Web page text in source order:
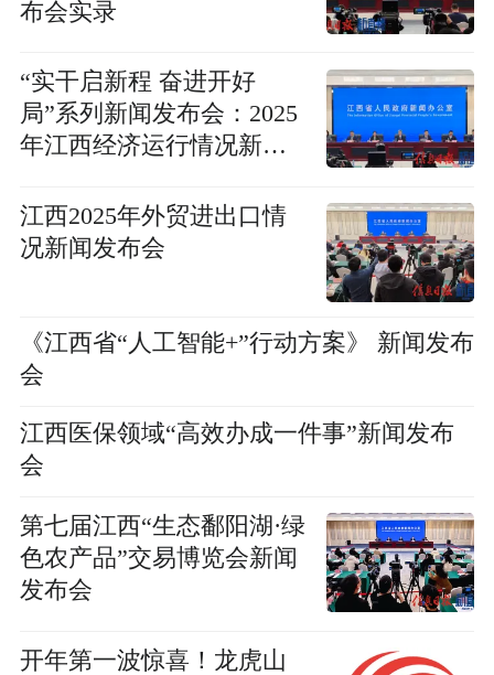
布会实录
“实干启新程 奋进开好
局”系列新闻发布会：2025
年江西经济运行情况新闻
江西2025年外贸进出口情
况新闻发布会
《江西省“人工智能+”行动方案》 新闻发布
会
江西医保领域“高效办成一件事”新闻发布
会
第七届江西“生态鄱阳湖·绿
色农产品”交易博览会新闻
发布会
开年第一波惊喜！龙虎山